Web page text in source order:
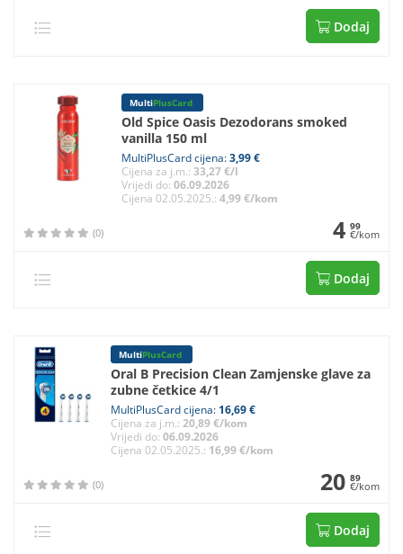
Dodaj
MultiPlusCard
Old Spice Oasis Dezodorans smoked
vanilla 150 ml
MultiPlusCard cijena:3,99 €
Cijena za j.m.: 33,27 €/l
Vrijedi do: 06.09.2026
Cijena 02.05.2025.: 4,99 €/kom
(0) 4 99
€/kom
Dodaj
MultiPlusCard
Oral B Precision Clean Zamjenske glave za
zubne četkice 4/1
MultiPlusCard cijena: 16,69 €
Cijena za j.m.: 20,89 €/kom
Vrijedi do: 06.09.2026
Cijena 02.05.2025.: 16,99 €/kom
(0) 20 89
€/kom
Dodaj